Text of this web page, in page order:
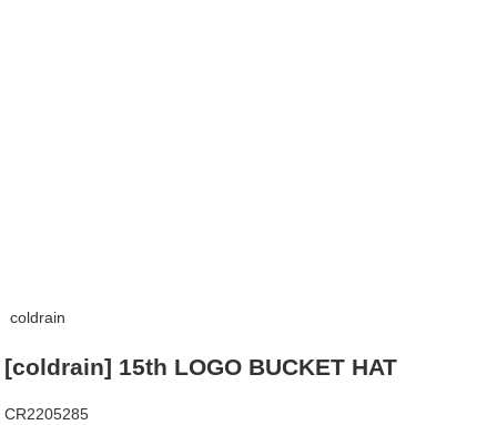
coldrain
[coldrain] 15th LOGO BUCKET HAT
CR2205285